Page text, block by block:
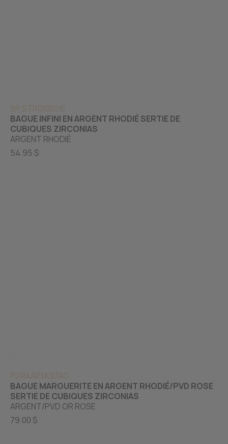
SP STR01001/6
BAGUE INFINI EN ARGENT RHODIÉ SERTIE DE
CUBIQUES ZIRCONIAS
ARGENT RHODIÉ
54.95 $
PJ R4AP1A97AC
BAGUE MARGUERITE EN ARGENT RHODIÉ/PVD ROSE
SERTIE DE CUBIQUES ZIRCONIAS
ARGENT/PVD OR ROSE
79.00 $